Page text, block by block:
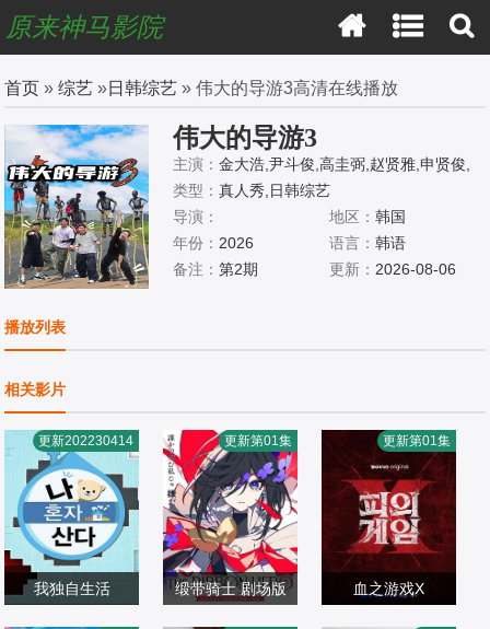
原来神马影院
首页 »综艺 »日韩综艺 » 伟大的导游3高清在线播放
伟大的导游3
主演：金大浩,尹斗俊,高圭弼,赵贤雅,申贤俊,
崔效定,李施优
类型：真人秀,日韩综艺
导演：
地区： 韩国
年份： 2026 语言： 韩语
备注：第2期 更新： 2026-08-06
播放列表
相关影片
我独自生活
更新202230414
缎带骑士 剧场版
更新第01集
血之游戏X
更新第01集